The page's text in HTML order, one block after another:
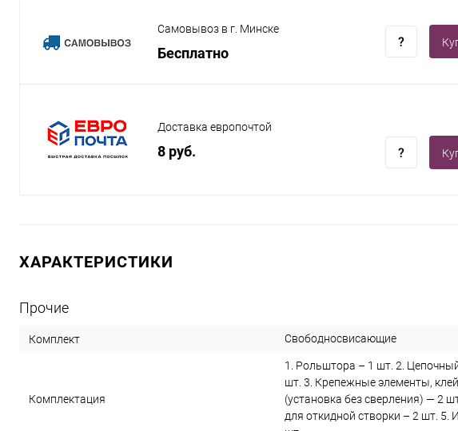
Самовывоз в г. Минске
Бесплатно
Доставка европочтой
8 руб.
ХАРАКТЕРИСТИКИ
Прочие
Комплект Свободносвисающие
Комплектация
1. Рольштора – 1 шт. 2.
шт. 3. Крепежные элементы,
(установка без сверления) — 2
для откидной створки – 2 шт. 5.